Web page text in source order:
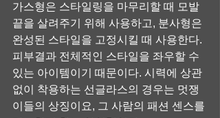
가스형은 스타일링을 마무리할 때 모발
끝을 살려주기 위해 사용하고, 분사형은
완성된 스타일을 고정시킬 때 사용한다.
피부결과 전체적인 스타일을 좌우할 수
있는 아이템이기 때문이다. 시력에 상관
없이 착용하는 선글라스의 경우는 멋쟁
이들의 상징이요, 그 사람의 패션 센스를